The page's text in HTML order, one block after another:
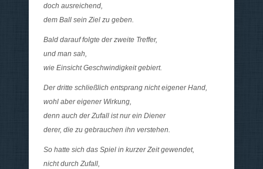
doch ausreichend,
dem Ball sein Ziel zu geben.
Bald darauf folgte der zweite Treffer,
und man sah,
wie Einsicht Geschwindigkeit gebiert.
Der dritte schließlich entsprang nicht eigener Hand,
wohl aber eigener Wirkung,
denn auch der Zufall ist nur ein Diener
derer, die zu gebrauchen ihn verstehen.
So hatte sich das Spiel in kurzer Zeit gewendet,
nicht durch Zufall,